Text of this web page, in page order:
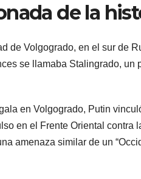
de la
de Volgogrado, en el sur de
se llamaba Stalingrado,
en Volgogrado, Putin
en el Frente Oriental
amenaza similar de un